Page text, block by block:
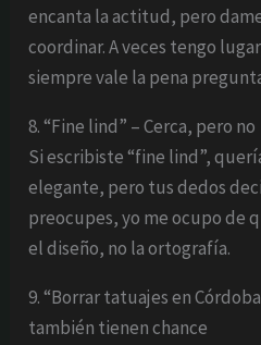
encanta la actitud, pero
coordinar. A veces tengo
siempre vale la pena
8. “Fine lind” – Cerca, pero no
Si escribiste “fine lind”,
elegante, pero tus dedos
preocupes, yo me ocupo de
el diseño, no la ortografía.
9. “Borrar tatuajes en
también tienen chance